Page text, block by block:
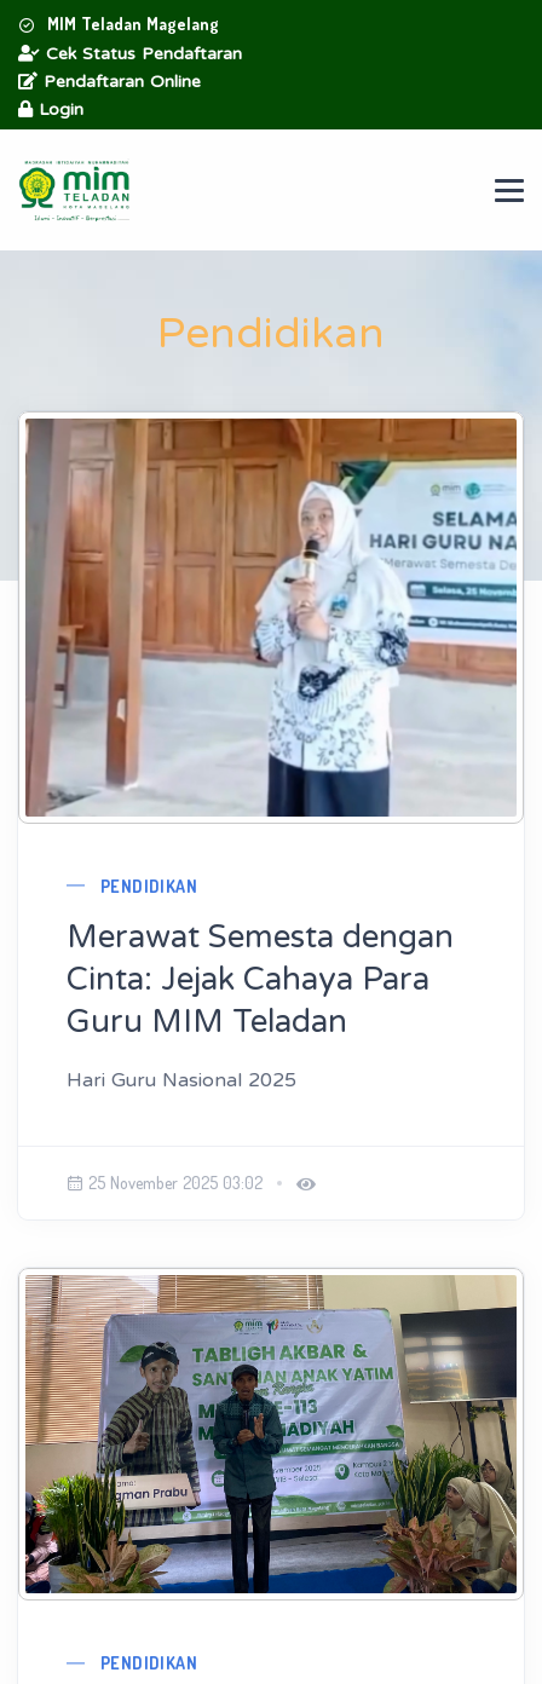
MIM Teladan Magelang
Cek Status Pendaftaran
Pendaftaran Online
Login
Pendidikan
PENDIDIKAN
Merawat Semesta dengan
Cinta: Jejak Cahaya Para
Guru MIM Teladan
Hari Guru Nasional 2025
25 November 2025 03:02
PENDIDIKAN